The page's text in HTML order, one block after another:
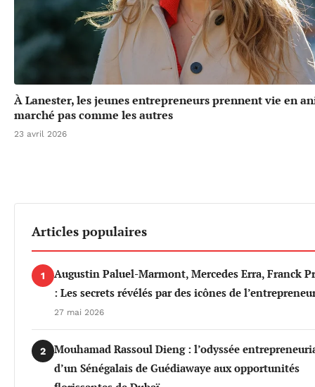
À Lanester, les jeunes entrepreneurs prennent vie en
marché pas comme les autres
23 avril 2026
Articles populaires
1
Augustin Paluel-Marmont, Mercedes Erra, Franck
: Les secrets révélés par des icônes de
27 mai 2026
2
Mouhamad Rassoul Dieng : l’odyssée
d’un Sénégalais de Guédiawaye aux opportunités